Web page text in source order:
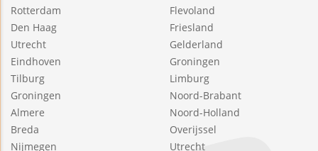
Rotterdam
Den Haag
Utrecht
Eindhoven
Tilburg
Groningen
Almere
Breda
Nijmegen
Flevoland
Friesland
Gelderland
Groningen
Limburg
Noord-Brabant
Noord-Holland
Overijssel
Utrecht